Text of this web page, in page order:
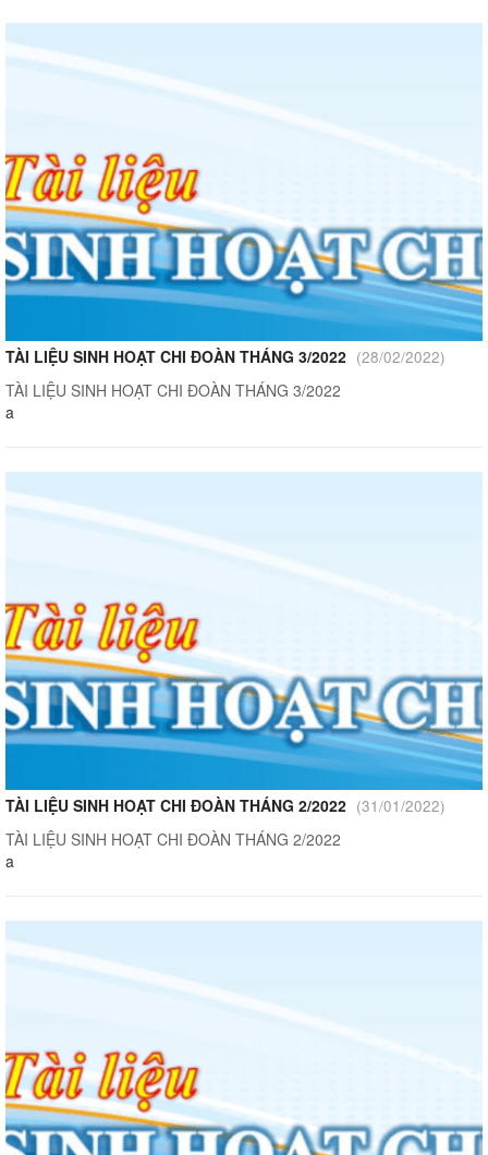
TÀI LIỆU SINH HOẠT CHI ĐOÀN THÁNG 3/2022 (28/02/2022)
TÀI LIỆU SINH HOẠT CHI ĐOÀN THÁNG 3/2022
a
TÀI LIỆU SINH HOẠT CHI ĐOÀN THÁNG 2/2022 (31/01/2022)
TÀI LIỆU SINH HOẠT CHI ĐOÀN THÁNG 2/2022
a